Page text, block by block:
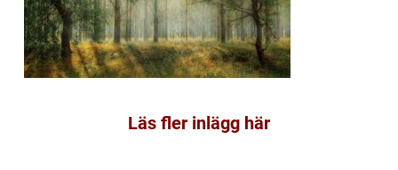
Läs fler inlägg här